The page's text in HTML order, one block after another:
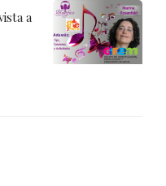
a